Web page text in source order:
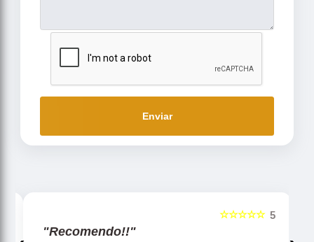
Enviar
5
☆☆☆☆☆
"Recomendo!!"